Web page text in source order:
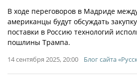
В ходе переговоров в Мадриде
американцы будут обсуждать
поставки в Россию технологий
пошлины Трампа.
14 сентября 2025, 20:00 Блог сайта